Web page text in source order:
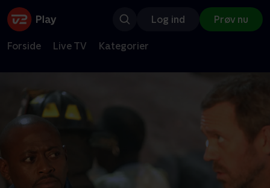
Log ind Prøv nu
Forside Live TV Kategorier